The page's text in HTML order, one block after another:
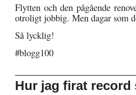
Flytten och den pågående
otroligt jobbig. Men dagar som
Så lycklig!
#blogg100
Hur jag firat record